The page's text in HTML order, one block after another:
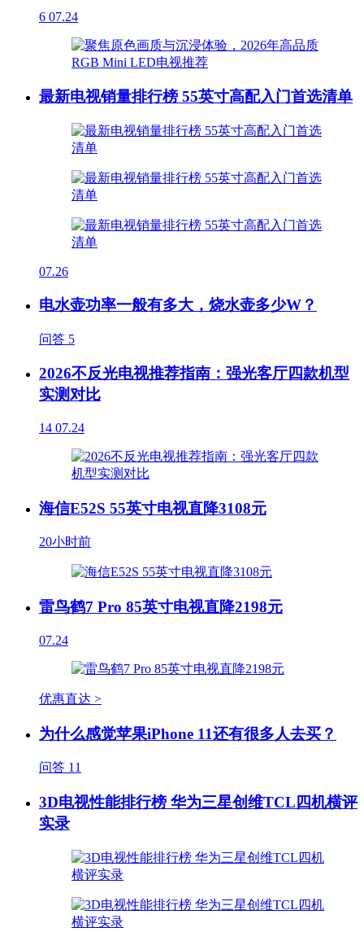
6 07.24
最新电视销量排行榜 55英寸高配入门首选清单
07.26
电水壶功率一般有多大，烧水壶多少W？
问答 5
2026不反光电视推荐指南：强光客厅四款机型
实测对比
14 07.24
海信E52S 55英寸电视直降3108元
20小时前
雷鸟鹤7 Pro 85英寸电视直降2198元
07.24
优惠直达 >
为什么感觉苹果iPhone 11还有很多人去买？
问答 11
3D电视性能排行榜 华为三星创维TCL四机横评
实录